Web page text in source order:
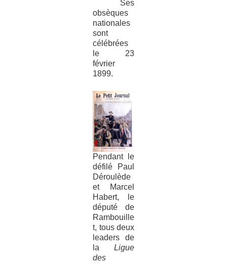
Ses
obsèques
nationales
sont
célébrées
le 23
février
1899.
Pendant le
défilé Paul
Déroulède
et Marcel
Habert, le
député de
Rambouille
t, tous deux
leaders de
laLigue
des